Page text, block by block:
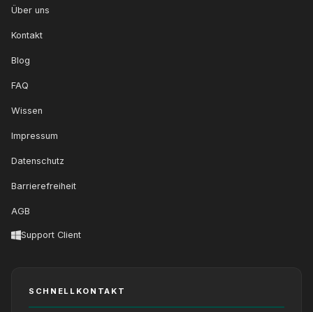
Über uns
Kontakt
Blog
FAQ
Wissen
Impressum
Datenschutz
Barrierefreiheit
AGB
Support Client
SCHNELLKONTAKT